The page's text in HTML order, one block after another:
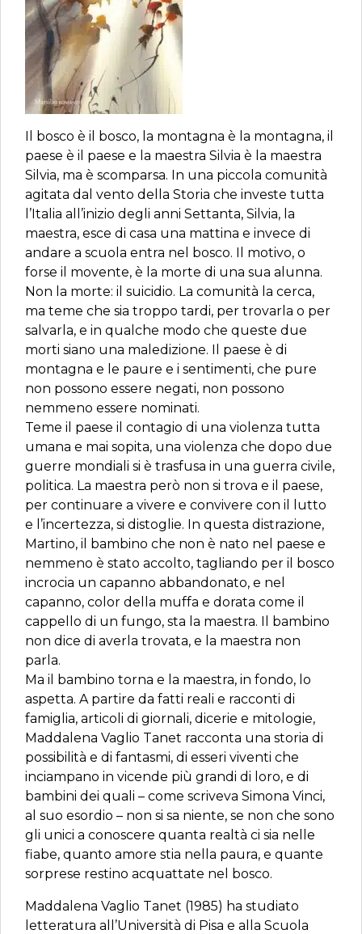
Il bosco è il bosco, la montagna è la montagna, il
paese è il paese e la maestra Silvia è la maestra
Silvia, ma è scomparsa. In una piccola comunità
agitata dal vento della Storia che investe tutta
l’Italia all’inizio degli anni Settanta, Silvia, la
maestra, esce di casa una mattina e invece di
andare a scuola entra nel bosco. Il motivo, o
forse il movente, è la morte di una sua alunna.
Non la morte: il suicidio. La comunità la cerca,
ma teme che sia troppo tardi, per trovarla o per
salvarla, e in qualche modo che queste due
morti siano una maledizione. Il paese è di
montagna e le paure e i sentimenti, che pure
non possono essere negati, non possono
nemmeno essere nominati.
Teme il paese il contagio di una violenza tutta
umana e mai sopita, una violenza che dopo due
guerre mondiali si è trasfusa in una guerra civile,
politica. La maestra però non si trova e il paese,
per continuare a vivere e convivere con il lutto
e l’incertezza, si distoglie. In questa distrazione,
Martino, il bambino che non è nato nel paese e
nemmeno è stato accolto, tagliando per il bosco
incrocia un capanno abbandonato, e nel
capanno, color della muffa e dorata come il
cappello di un fungo, sta la maestra. Il bambino
non dice di averla trovata, e la maestra non
parla.
Ma il bambino torna e la maestra, in fondo, lo
aspetta. A partire da fatti reali e racconti di
famiglia, articoli di giornali, dicerie e mitologie,
Maddalena Vaglio Tanet racconta una storia di
possibilità e di fantasmi, di esseri viventi che
inciampano in vicende più grandi di loro, e di
bambini dei quali – come scriveva Simona Vinci,
al suo esordio – non si sa niente, se non che sono
gli unici a conoscere quanta realtà ci sia nelle
fiabe, quanto amore stia nella paura, e quante
sorprese restino acquattate nel bosco.
Maddalena Vaglio Tanet (1985) ha studiato
letteratura all’Università di Pisa e alla Scuola